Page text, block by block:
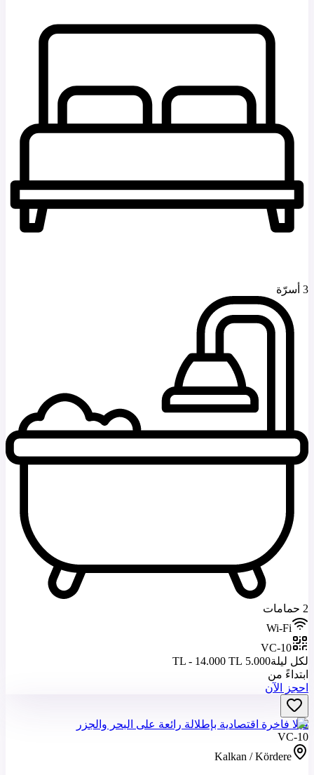
3 أسرّة
2 حمامات
Wi-Fi
VC-10
لكل ليلة5.000 TL - 14.000 TL
ابتداءً من
احجز الآن
فيلا فاخرة اقتصادية بإطلالة رائعة على البحر والجزر
VC-10
Kalkan / Kördere